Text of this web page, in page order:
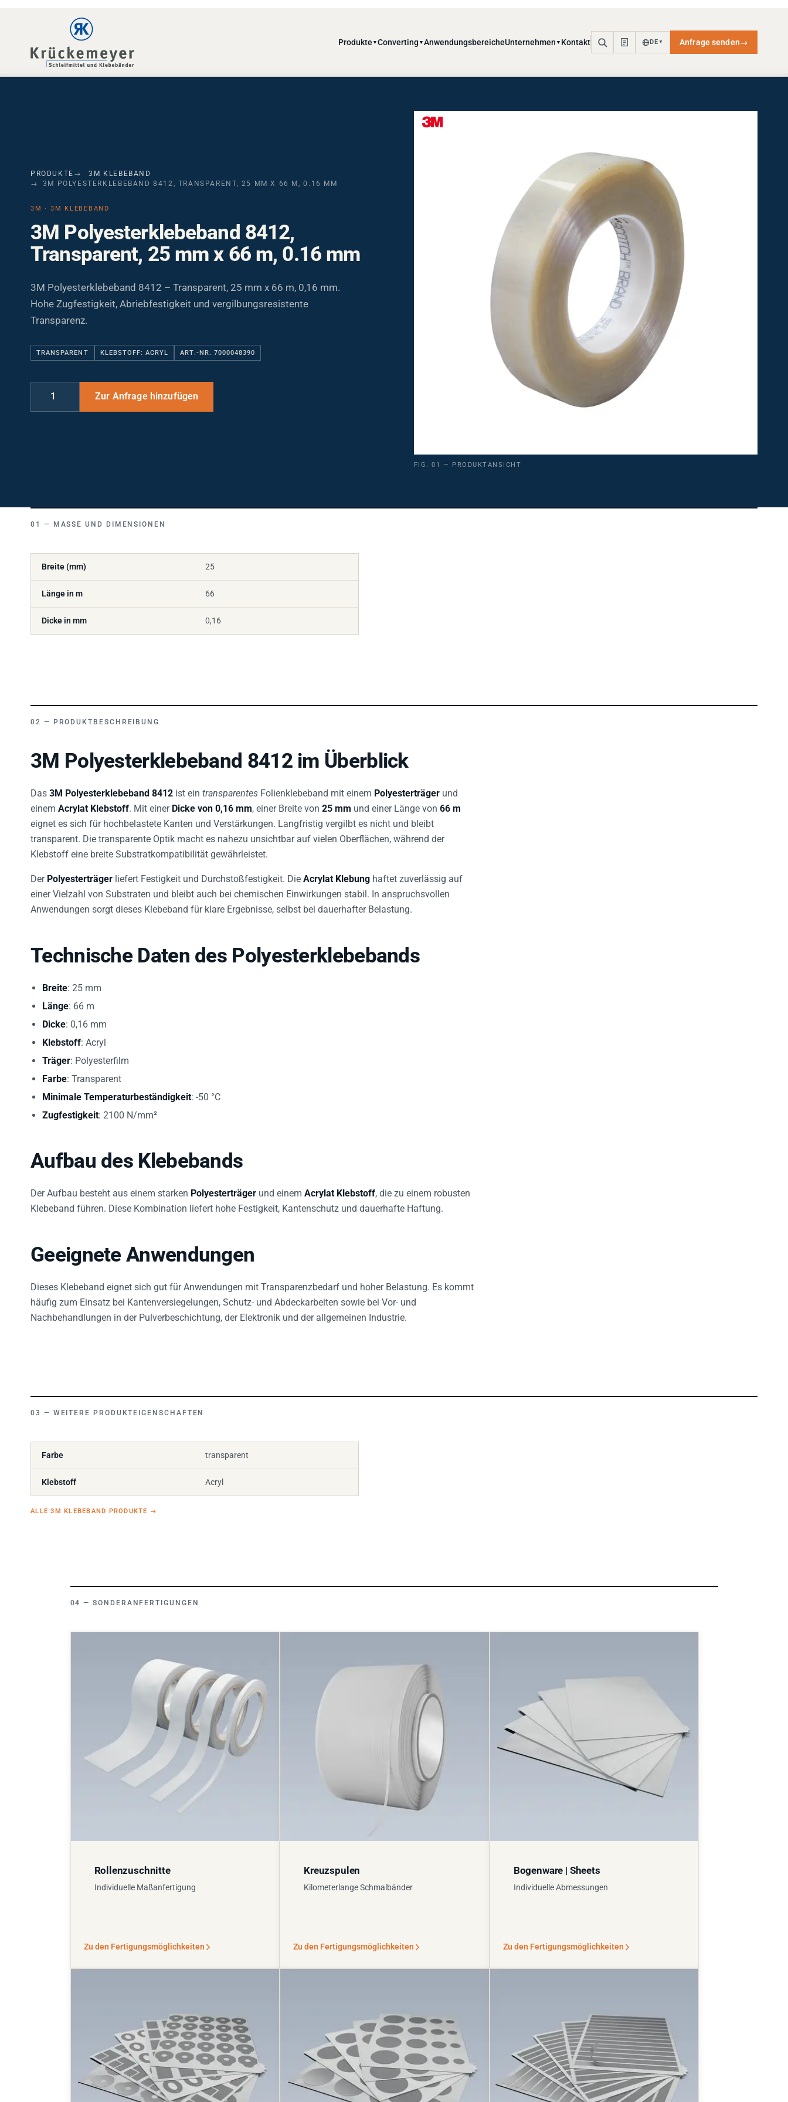
Kontakt DE
PRODUKTE
3M KLEBEBAND
3M POLYESTERKLEBEBAND 8412, TRANSPARENT, 25 MM X 66 M, 0.16 MM
3M Polyesterklebeband 8412,
Transparent, 25 mm x 66 m, 0.16 mm
3M Polyesterklebeband 8412 – Transparent, 25 mm x 66 m, 0,16 mm.
Hohe Zugfestigkeit, Abriebfestigkeit und vergilbungsresistente
Transparenz.
MASSE UND DIMENSIONEN
Breite (mm) 25
Länge in m 66
Dicke in mm 0,16
PRODUKTBESCHREIBUNG
3M Polyesterklebeband 8412 im Überblick
Das 3M Polyesterklebeband 8412 ist ein transparentes Folienklebeband mit einem Polyesterträger und
einem Acrylat Klebstoff . Mit einer Dicke von 0,16 mm , einer Breite von 25 mm und einer Länge von 66 m
eignet es sich für hochbelastete Kanten und Verstärkungen. Langfristig vergilbt es nicht und bleibt
transparent. Die transparente Optik macht es nahezu unsichtbar auf vielen Oberflächen, während der
Klebstoff eine breite Substratkompatibilität gewährleistet.
Der Polyesterträger liefert Festigkeit und Durchstoßfestigkeit. Die Acrylat Klebung haftet zuverlässig auf
einer Vielzahl von Substraten und bleibt auch bei chemischen Einwirkungen stabil. In anspruchsvollen
Anwendungen sorgt dieses Klebeband für klare Ergebnisse, selbst bei dauerhafter Belastung.
Technische Daten des Polyesterklebebands
Breite: 25 mm
Länge: 66 m
Dicke: 0,16 mm
Klebstoff: Acryl
Träger: Polyesterfilm
Farbe: Transparent
Minimale Temperaturbeständigkeit: -50 °C
Zugfestigkeit: 2100 N/mm²
Aufbau des Klebebands
Der Aufbau besteht aus einem starken Polyesterträger und einem Acrylat Klebstoff , die zu einem robusten
Klebeband führen. Diese Kombination liefert hohe Festigkeit, Kantenschutz und dauerhafte Haftung.
Geeignete Anwendungen
Dieses Klebeband eignet sich gut für Anwendungen mit Transparenzbedarf und hoher Belastung. Es kommt
häufig zum Einsatz bei Kantenversiegelungen, Schutz- und Abdeckarbeiten sowie bei Vor- und
Nachbehandlungen in der Pulverbeschichtung, der Elektronik und der allgemeinen Industrie.
WEITERE PRODUKTEIGENSCHAFTEN
Farbe transparent
Klebstoff Acryl
SONDERANFERTIGUNGEN
Rollenzuschnitte
Individuelle Maßanfertigung
Zu den Fertigungsmöglichkeiten
Kreuzspulen
Kilometerlange Schmalbänder
Zu den Fertigungsmöglichkeiten
Bogenware | Sheets
Individuelle Abmessungen
Zu den Fertigungsmöglichkeiten